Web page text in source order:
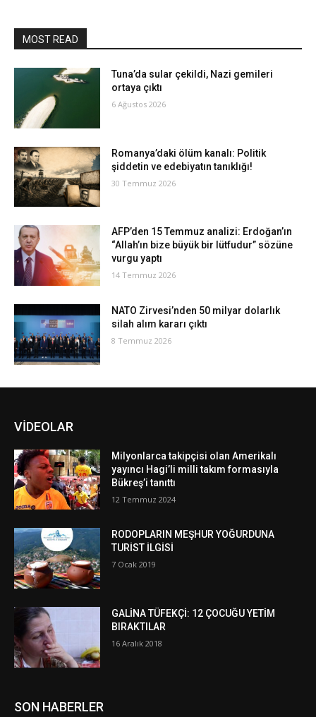
MOST READ
Tuna’da sular çekildi, Nazi gemileri
ortaya çıktı
6 Ağustos 2026
Romanya’daki ölüm kanalı: Politik
şiddetin ve edebiyatın tanıklığı!
30 Temmuz 2026
AFP’den 15 Temmuz analizi: Erdoğan’ın
“Allah’ın bize büyük bir lütfudur” sözüne
vurgu yaptı
14 Temmuz 2026
NATO Zirvesi’nden 50 milyar dolarlık
silah alım kararı çıktı
8 Temmuz 2026
VİDEOLAR
Milyonlarca takipçisi olan Amerikalı
yayıncı Hagi’li milli takım formasıyla
Bükreş’i tanıttı
12 Temmuz 2024
RODOPLARIN MEŞHUR YOĞURDUNA
TURİST İLGİSİ
7 Ocak 2019
GALİNA TÜFEKÇİ: 12 ÇOCUĞU YETİM
BIRAKTILAR
16 Aralık 2018
SON HABERLER